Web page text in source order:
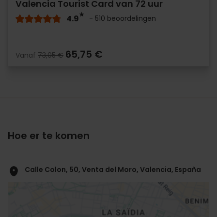
Valencia Tourist Card van 72 uur
4.9 - 510 beoordelingen
Vanaf 73,05 € 65,75 €
Hoe er te komen
Calle Colon, 50, Venta del Moro, Valencia, España